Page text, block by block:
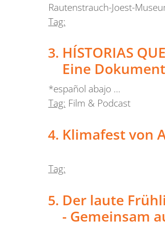
Rautenstrauch-Joest-
Tag:
HÍSTORIAS
Eine
*español abajo …
Tag: Film & Podcast
Klimafest von
Tag:
Der laute
- Gemeinsam